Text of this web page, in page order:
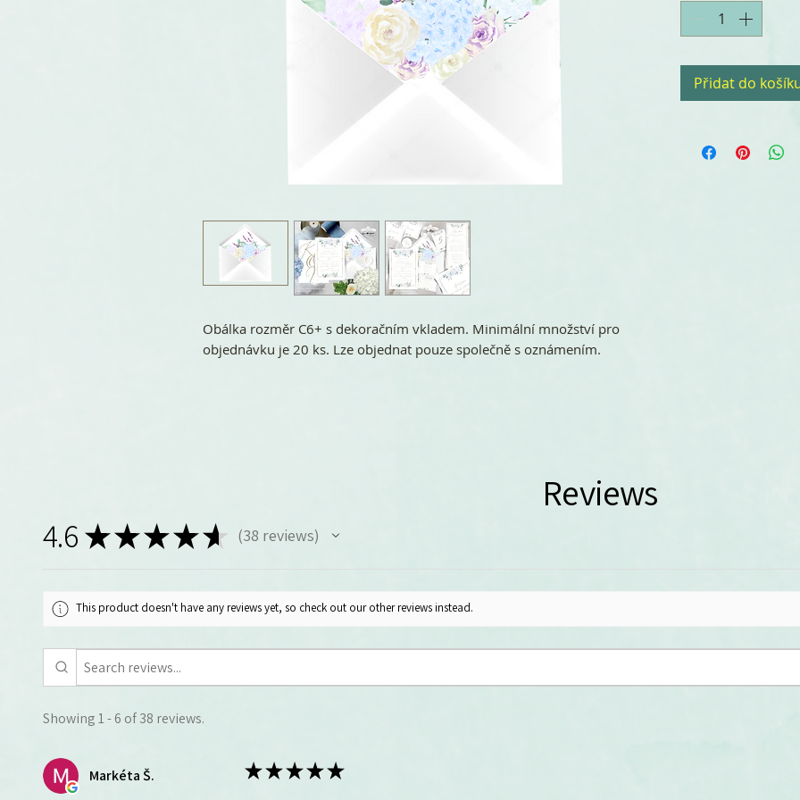
Obálka rozměr C6+ s dekoračním vkladem. Minimální množství pro
objednávku je 20 ks. Lze objednat pouze společně s oznámením.
Přidat do
Reviews
4.6 ★★★★★ 38 reviews
38
This product doesn't have any reviews yet, so check out our other reviews instead.
Showing 1 - 6 of 38 reviews.
Markéta Š. ★★★★★